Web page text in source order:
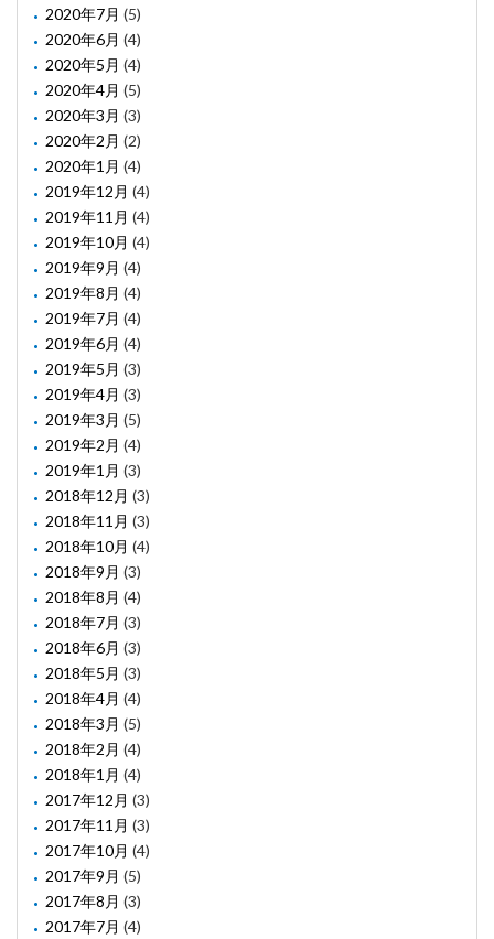
2020年7月 (5)
2020年6月 (4)
2020年5月 (4)
2020年4月 (5)
2020年3月 (3)
2020年2月 (2)
2020年1月 (4)
2019年12月 (4)
2019年11月 (4)
2019年10月 (4)
2019年9月 (4)
2019年8月 (4)
2019年7月 (4)
2019年6月 (4)
2019年5月 (3)
2019年4月 (3)
2019年3月 (5)
2019年2月 (4)
2019年1月 (3)
2018年12月 (3)
2018年11月 (3)
2018年10月 (4)
2018年9月 (3)
2018年8月 (4)
2018年7月 (3)
2018年6月 (3)
2018年5月 (3)
2018年4月 (4)
2018年3月 (5)
2018年2月 (4)
2018年1月 (4)
2017年12月 (3)
2017年11月 (3)
2017年10月 (4)
2017年9月 (5)
2017年8月 (3)
2017年7月 (4)